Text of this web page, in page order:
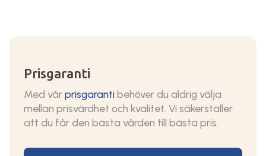
Prisgaranti
Med vårprisgarantibehöver du aldrig välja
mellan prisvärdhet och kvalitet. Vi säkerställer
att du får den bästa vården till bästa pris.